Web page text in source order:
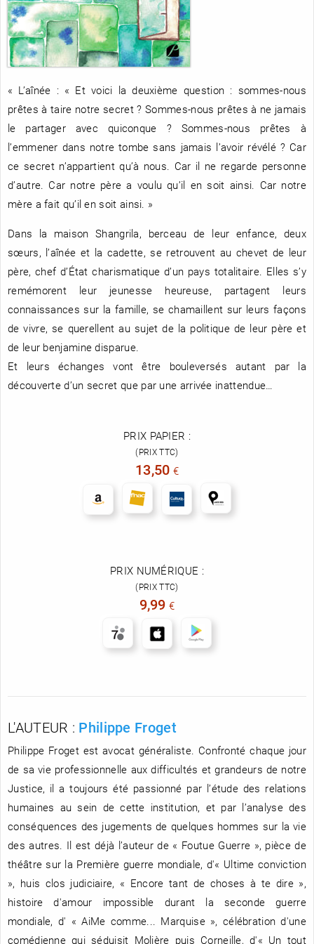
RENCONTRE AVEC…
REVUE DE PRESSE
« L’aînée : « Et voici la deuxième question : sommes-nous
prêtes à taire notre secret ? Sommes-nous prêtes à ne jamais
le partager avec quiconque ? Sommes-nous prêtes à
l’emmener dans notre tombe sans jamais l’avoir révélé ? Car
ce secret n’appartient qu’à nous. Car il ne regarde personne
d’autre. Car notre père a voulu qu’il en soit ainsi. Car notre
mère a fait qu’il en soit ainsi. »
Dans la maison Shangrila, berceau de leur enfance, deux
sœurs, l’aînée et la cadette, se retrouvent au chevet de leur
père, chef d’État charismatique d’un pays totalitaire. Elles s’y
remémorent leur jeunesse heureuse, partagent leurs
connaissances sur la famille, se chamaillent sur leurs façons
de vivre, se querellent au sujet de la politique de leur père et
de leur benjamine disparue.
Et leurs échanges vont être bouleversés autant par la
découverte d’un secret que par une arrivée inattendue…
PRIX PAPIER :
(PRIX TTC)
13,50 €
PRIX NUMÉRIQUE :
(PRIX TTC)
9,99 €
L'AUTEUR : Philippe Froget
Philippe Froget est avocat généraliste. Confronté chaque jour
de sa vie professionnelle aux difficultés et grandeurs de notre
Justice, il a toujours été passionné par l’étude des relations
humaines au sein de cette institution, et par l’analyse des
conséquences des jugements de quelques hommes sur la vie
des autres. Il est déjà l’auteur de « Foutue Guerre », pièce de
théâtre sur la Première guerre mondiale, d'« Ultime conviction
», huis clos judiciaire, « Encore tant de choses à te dire »,
histoire d'amour impossible durant la seconde guerre
mondiale, d' « AiMe comme... Marquise », célébration d'une
comédienne qui séduisit Molière puis Corneille, d'« Un tout